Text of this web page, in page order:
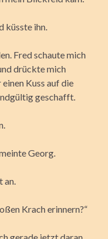
küsste ihn.
Fred schaute mich
drückte mich
Kuss auf die
geschafft.
Georg.
an.
Krach erinnern?“
gerade jetzt daran